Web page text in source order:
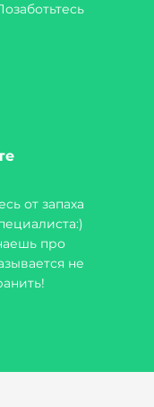
от запаха
про
не